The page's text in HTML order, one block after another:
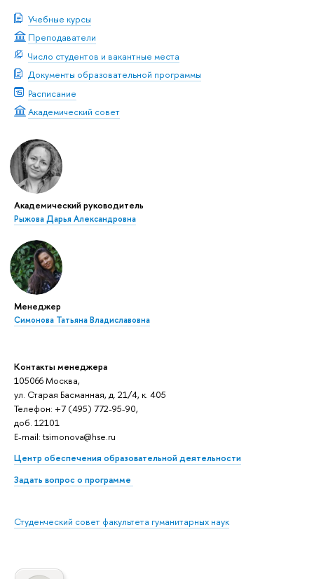
Учебные курсы
Преподаватели
Число студентов и вакантные места
Документы образовательной программы
Расписание
Академический совет
Академический руководитель
Рыжова Дарья Александровна
Менеджер
Симонова Татьяна Владиславовна
Контакты менеджера
105066 Москва,
ул. Старая Басманная, д. 21/4, к. 405
Телефон: +7 (495) 772-95-90,
доб. 12101
E-mail: tsimonova@hse.ru
Центр обеспечения образовательной деятельности
Задать вопрос о программе
Студенческий совет факультета гуманитарных наук